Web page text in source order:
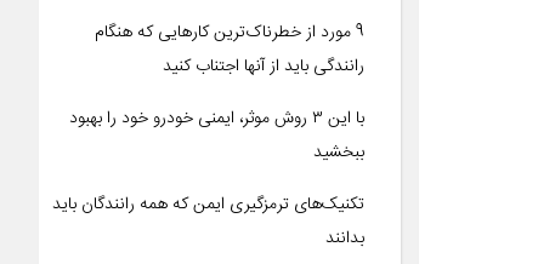
9 مورد از خطرناک‌ترین کارهایی که هنگام
رانندگی باید از آنها اجتناب کنید
با این ۳ روش موثر، ایمنی خودرو خود را بهبود
ببخشید
تکنیک‌های ترمزگیری ایمن که همه رانندگان باید
بدانند